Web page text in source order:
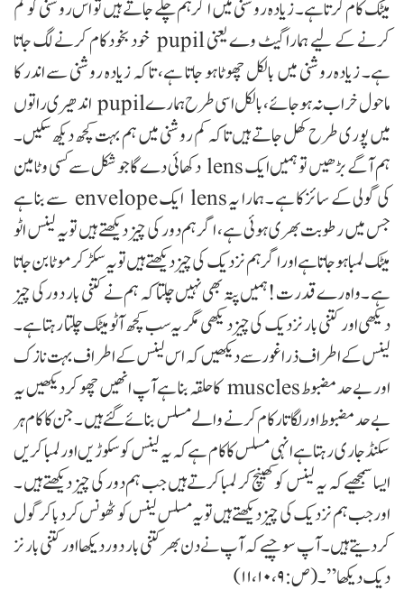
میٹک کام کرتا ہے۔ زیادہ روشنی میں اگر ہم چلے جاتے ہیں تو اس روشنی کو کم
کرنے کے لیے ہمارا گیٹ وے یعنیpupilخود بخود کام کرنے لگ جاتا
ہے۔ زیادہ روشنی میں بالکل چھوٹا ہو جاتا ہے، تا کہ زیادہ روشنی سے اندر کا
ماحول خراب نہ ہو جائے ،بالکل اسی طرح ہمارےpupilاندھیری راتوں
میں پوری طرح کھل جاتے ہیں تا کہ کم روشنی میں ہم بہت کچھ دیکھ سکیں۔
ہم آگے بڑھیں تو ہمیں ایکlensدکھائی دے گا جو شکل سے کسی وٹامین
کی گولی کے سائز کا ہے ۔ ہمارا یہlensایکenvelopeسے بنا ہے
جس میں رطوبت بھری ہوئی ہے، اگر ہم دور کی چیز دیکھتے ہیں تو یہ لینس اٹو
میٹک لمبا ہو جاتا ہے اور اگر ہم نزد یک کی چیز دیکھتے ہیں تویہ سکڑ کر موٹا بن جاتا
ہے ۔ واہ رے قدرت !ہمیں پتہ بھی نہیں چلتا کہ ہم نے کتنی بار دور کی چیز
دیکھی اور کتنی بار نزدیک کی چیز دیکھی مگر یہ سب کچھ آٹو میٹک چلتا رہتا ہے۔
لینس کے اطراف ذرا غور سے دیکھیں کہ اس لینس کے اطراف بہت نازک
اور بے حد مضبوطmusclesکا حلقہ بنا ہے آپ انھیں چھو کر دیکھیں یہ
بے حد مضبوط اور لگا تار کام کرنے والے مسلس بنائے گئے ہیں ۔ جن کا کام ہر
سکنڈ جاری رہتا ہے انہی مسلس کا کام ہے کہ یہ لینس کو سکوڑ یں اور لمبا کر یں
ایسا سمجھیے کہ یہ لینس کوکھینچ کر لمبا کرتے ہیں جب ہم دور کی چیز دیکھتے ہیں ۔
اور جب ہم نزدیک کی چیز دیکھتے ہیں تو یہ مسلس لینس کو ٹھونس کر دبا کر گول
کر دیتے ہیں ۔ آپ سوچیے کہ آپ نے دن بھر کتنی بار دور دیکھا اور کتنی بارنز
د یک دیکھا”۔ (ص:۹، ۱۰، ۱۱)